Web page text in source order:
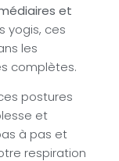
et
yogis, ces
les
complètes.
postures
et
à pas et
respiration